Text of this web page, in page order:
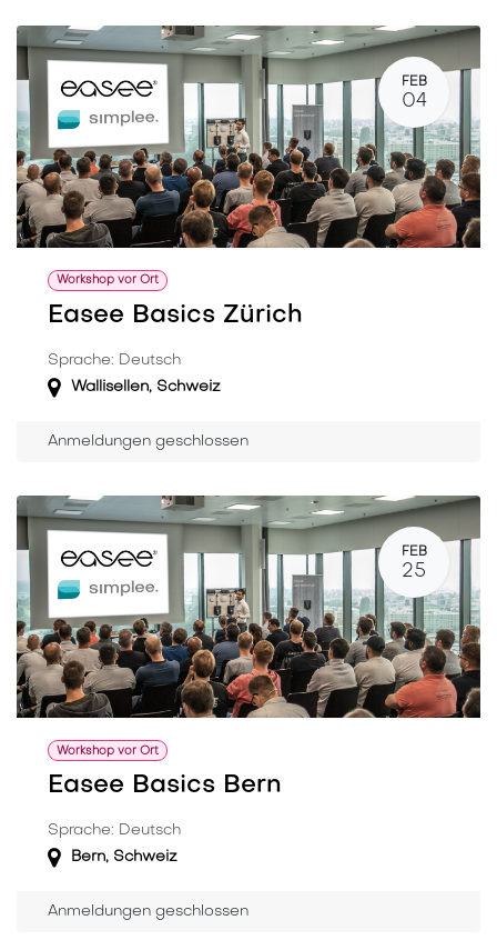
FEB
04
Workshop vor Ort
Easee Basics Zürich
Sprache: Deutsch
Wallisellen, Schweiz
Anmeldungen geschlossen
FEB
25
Workshop vor Ort
Easee Basics Bern
Sprache: Deutsch
Bern, Schweiz
Anmeldungen geschlossen